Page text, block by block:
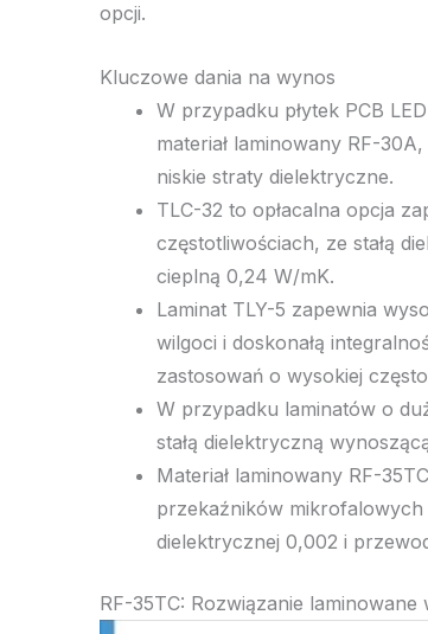
opcji.
Kluczowe dania na wynos
W przypadku płytek PCB
materiał laminowany RF-
niskie straty dielektryczne.
TLC-32 to opłacalna opcja
częstotliwościach, ze stałą
cieplną 0,24 W/mK.
Laminat TLY-5 zapewnia
wilgoci i doskonałą
zastosowań o wysokiej
W przypadku laminatów o
stałą dielektryczną
Materiał laminowany RF-
przekaźników mikrofalowych
dielektrycznej 0,002 i
RF-35TC: Rozwiązanie